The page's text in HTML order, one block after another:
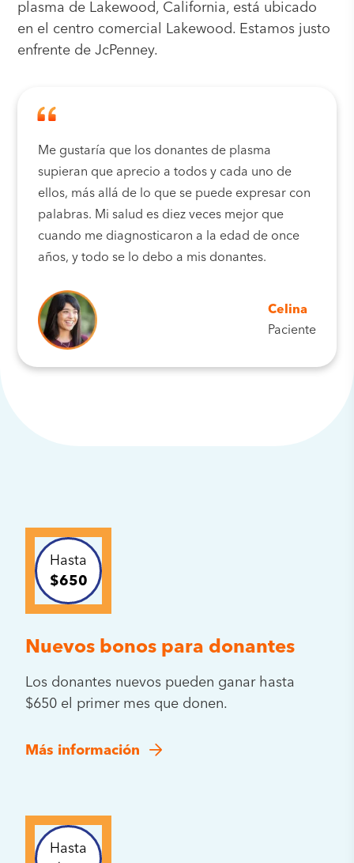
plasma de Lakewood, California, está ubicado
en el centro comercial Lakewood. Estamos justo
enfrente de JcPenney.
Me gustaría que los donantes de plasma
supieran que aprecio a todos y cada uno de
ellos, más allá de lo que se puede expresar con
palabras. Mi salud es diez veces mejor que
cuando me diagnosticaron a la edad de once
años, y todo se lo debo a mis donantes.
Celina
Paciente
Hasta
$650
Nuevos bonos para donantes
Los donantes nuevos pueden ganar hasta
$650 el primer mes que donen.
Más información
Hasta